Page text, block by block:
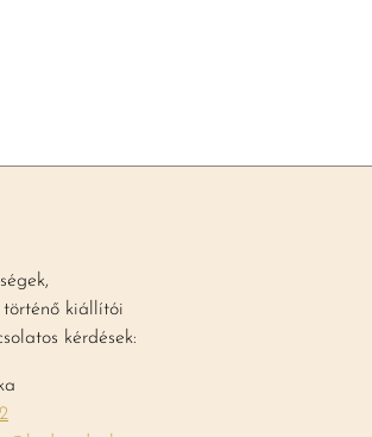
történő kiállítói
kérdések: